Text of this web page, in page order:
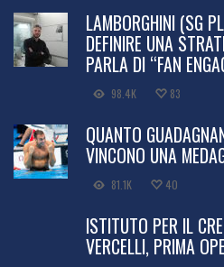
LAMBORGHINI (SG
DEFINIRE UNA
PARLA DI “FAN
98.4K 83
QUANTO
VINCONO UNA
81.1K 40
ISTITUTO PER IL
VERCELLI, PRIMA